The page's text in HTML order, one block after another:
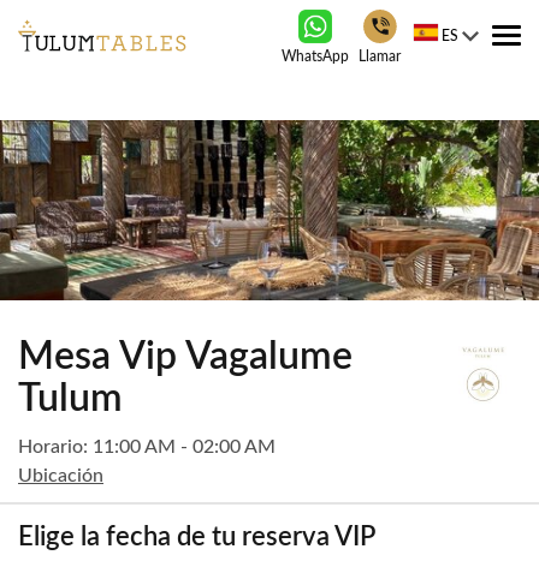
WhatsApp Llamar
ES
Mesa Vip Vagalume
Tulum
Horario: 11:00 AM - 02:00 AM
Ubicación
Elige la fecha de tu reserva VIP